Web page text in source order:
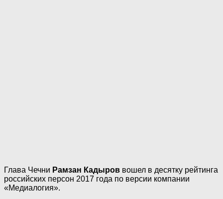
Глава Чечни Рамзан Кадыров вошел в десятку рейтинга
российских персон 2017 года по версии компании
«Медиалогия».